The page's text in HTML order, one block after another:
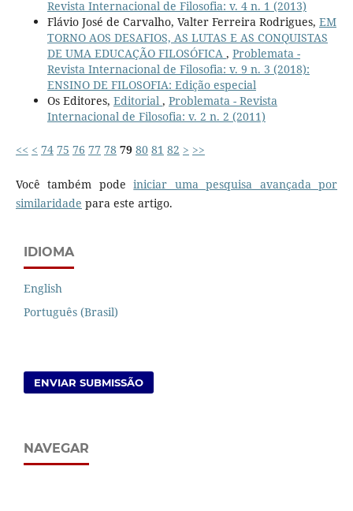
Revista Internacional de Filosofia: v. 4 n. 1 (2013)
Flávio José de Carvalho, Valter Ferreira Rodrigues, EM
TORNO AOS DESAFIOS, AS LUTAS E AS CONQUISTAS
DE UMA EDUCAÇÃO FILOSÓFICA , Problemata -
Revista Internacional de Filosofia: v. 9 n. 3 (2018):
ENSINO DE FILOSOFIA: Edição especial
Os Editores, Editorial , Problemata - Revista
Internacional de Filosofia: v. 2 n. 2 (2011)
<< < 74 75 76 77 78 79 80 81 82 > >>
Você também podeiniciar uma pesquisa avançada por
similaridade para este artigo.
IDIOMA
English
Português (Brasil)
ENVIAR SUBMISSÃO
NAVEGAR